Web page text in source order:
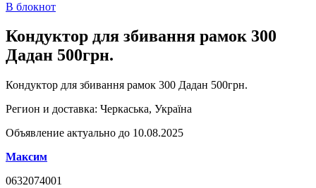
В блокнот
Кондуктор для збивання рамок 300
Дадан 500грн.
Кондуктор для збивання рамок 300 Дадан 500грн.
Регион и доставка: Черкаська, Україна
Объявление актуально до 10.08.2025
Максим
0632074001